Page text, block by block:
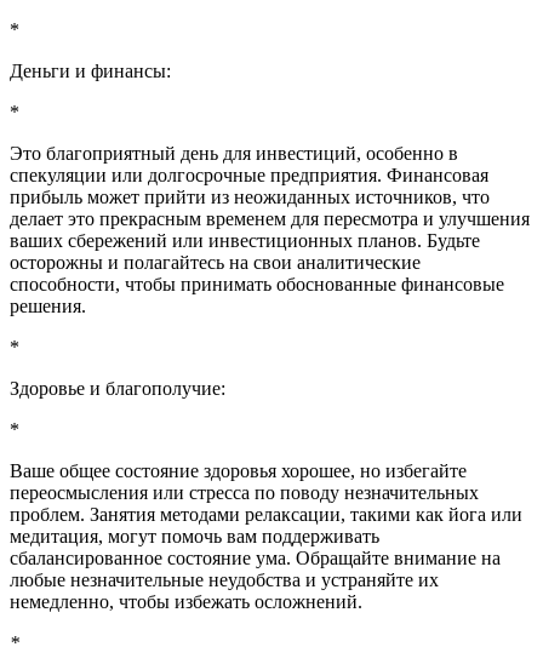
*
Деньги и финансы:
*
Это благоприятный день для инвестиций, особенно в
спекуляции или долгосрочные предприятия. Финансовая
прибыль может прийти из неожиданных источников, что
делает это прекрасным временем для пересмотра и улучшения
ваших сбережений или инвестиционных планов. Будьте
осторожны и полагайтесь на свои аналитические
способности, чтобы принимать обоснованные финансовые
решения.
*
Здоровье и благополучие:
*
Ваше общее состояние здоровья хорошее, но избегайте
переосмысления или стресса по поводу незначительных
проблем. Занятия методами релаксации, такими как йога или
медитация, могут помочь вам поддерживать
сбалансированное состояние ума. Обращайте внимание на
любые незначительные неудобства и устраняйте их
немедленно, чтобы избежать осложнений.
*